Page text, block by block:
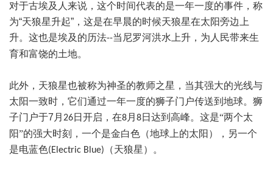
对于古埃及人来说，这个时间代表的是一年一度的事件，称
为“天狼星升起”，这是在早晨的时候天狼星在太阳旁边上
升。这也是埃及的历法--当尼罗河洪水上升，为人民带来生
育和富饶的土地。
此外，天狼星也被称为神圣的教师之星，当其强大的光线与
太阳一致时，它们通过一年一度的狮子门户传送到地球。狮
子门户于7 月 26日开启，在8月 8日达到高峰。这是“两个太
阳”的强大时刻，一个是金白色（地球上的太阳），另一个
是电蓝色(Electric Blue) （天狼星）。